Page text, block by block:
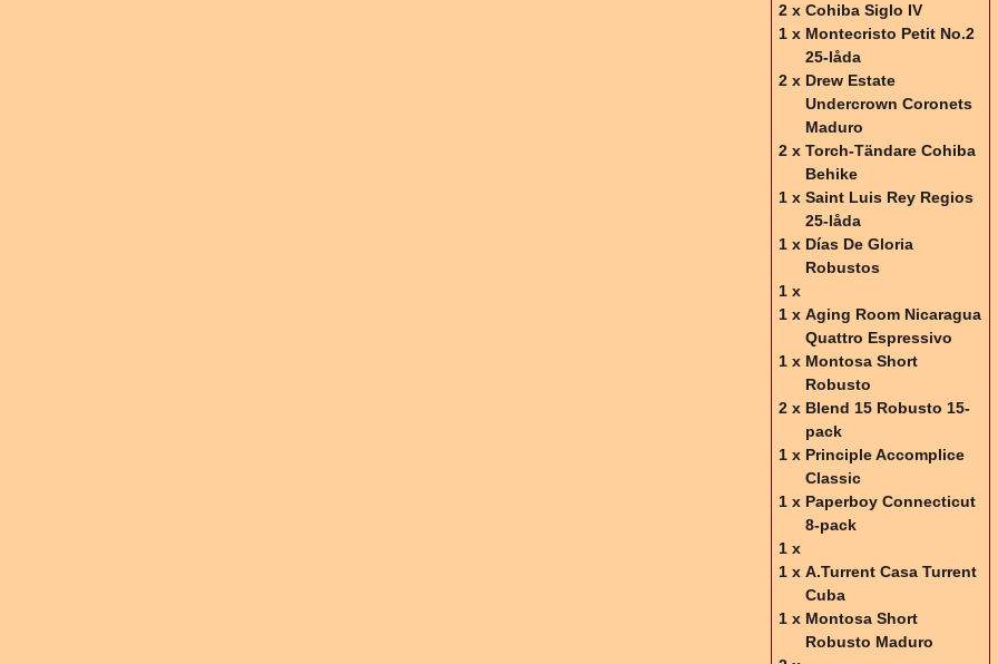
2 x Cohiba Siglo IV
1 x Montecristo Petit No.2
25-låda
2 x Drew Estate
Undercrown Coronets
Maduro
2 x Torch-Tändare Cohiba
Behike
1 x Saint Luis Rey Regios
25-låda
1 x Días De Gloria
Robustos
1 x
1 x Aging Room Nicaragua
Quattro Espressivo
1 x Montosa Short
Robusto
2 x Blend 15 Robusto 15-
pack
1 x Principle Accomplice
Classic
1 x Paperboy Connecticut
8-pack
1 x
1 x A.Turrent Casa Turrent
Cuba
1 x Montosa Short
Robusto Maduro